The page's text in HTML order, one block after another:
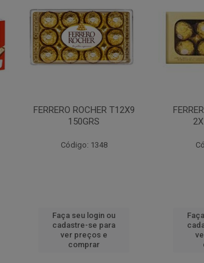
FERRERO ROCHER T12X9
150GRS
Código: 1348
Faça seu login ou
cadastre-se para
ver preços e
comprar